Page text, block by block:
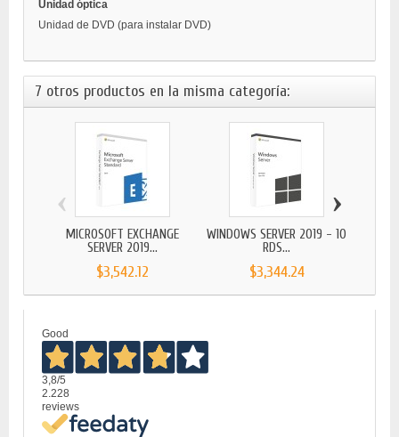
Unidad óptica
Unidad de DVD (para instalar DVD)
7 otros productos en la misma categoría:
MICROSOFT EXCHANGE
SERVER 2019...
$3,542.12
WINDOWS SERVER 2019 - 10
RDS...
$3,344.24
‹ ›
Good
3,8/5
2.228
reviews